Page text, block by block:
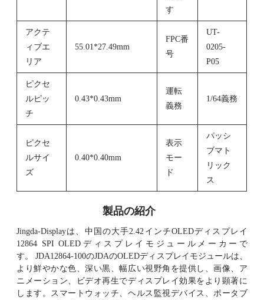
す
アクテ
ィブエ
リア
55.01*27.49mm
FPC番
号
UT-
0205-
P05
ピクセ
ルピッ
チ
0.43*0.43mm
運転
義務
1/64義務
ピクセ
ルサイ
ズ
0.40*0.40mm
表示
モー
ド
パッシ
ブマト
リック
ス
製品の紹介
Jingda-Displayは、中国の大手2.42インチOLEDディスプレイ
12864 SPI OLEDディスプレイモジュールメーカーで
す。 JDA12864-100のJDAのOLEDディスプレイモジュールは、
より鮮やかな色、深い黒、幅広い視野角を提供し、画像、ア
ニメーション、ビデオ再生でディスプレイ効果をより顕著に
します。スマートウォッチ、ヘルス監視デバイス、ポータブ